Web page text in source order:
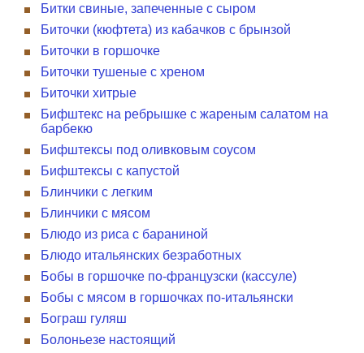
Битки свиные, запеченные с сыром
Биточки (кюфтета) из кабачков с брынзой
Биточки в горшочке
Биточки тушеные с хреном
Биточки хитрые
Бифштекс на ребрышке с жареным салатом на
барбекю
Бифштексы под оливковым соусом
Бифштексы с капустой
Блинчики с легким
Блинчики с мясом
Блюдо из риса с бараниной
Блюдо итальянских безработных
Бобы в горшочке по-французски (кассуле)
Бобы с мясом в горшочках по-итальянски
Бограш гуляш
Болоньезе настоящий